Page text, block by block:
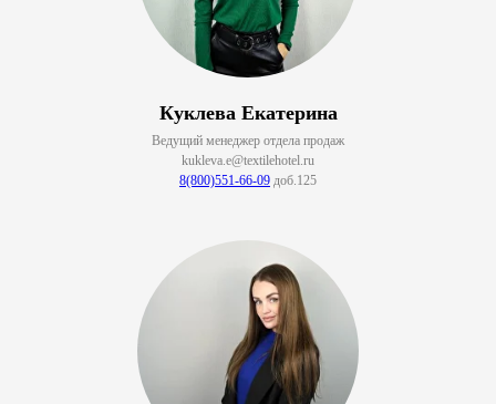
Куклева Екатерина
Ведущий менеджер отдела продаж
kukleva.e@textilehotel.ru
8(800)551-66-09 доб.125